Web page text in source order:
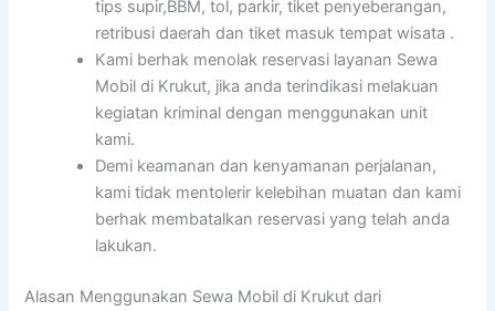
tips supir,BBM, tol, parkir, tiket penyeberangan,
retribusi daerah dan tiket masuk tempat wisata .
Kami berhak menolak reservasi layanan Sewa
Mobil di Krukut, jika anda terindikasi melakuan
kegiatan kriminal dengan menggunakan unit
kami.
Demi keamanan dan kenyamanan perjalanan,
kami tidak mentolerir kelebihan muatan dan kami
berhak membatalkan reservasi yang telah anda
lakukan.
Alasan Menggunakan Sewa Mobil di Krukut dari